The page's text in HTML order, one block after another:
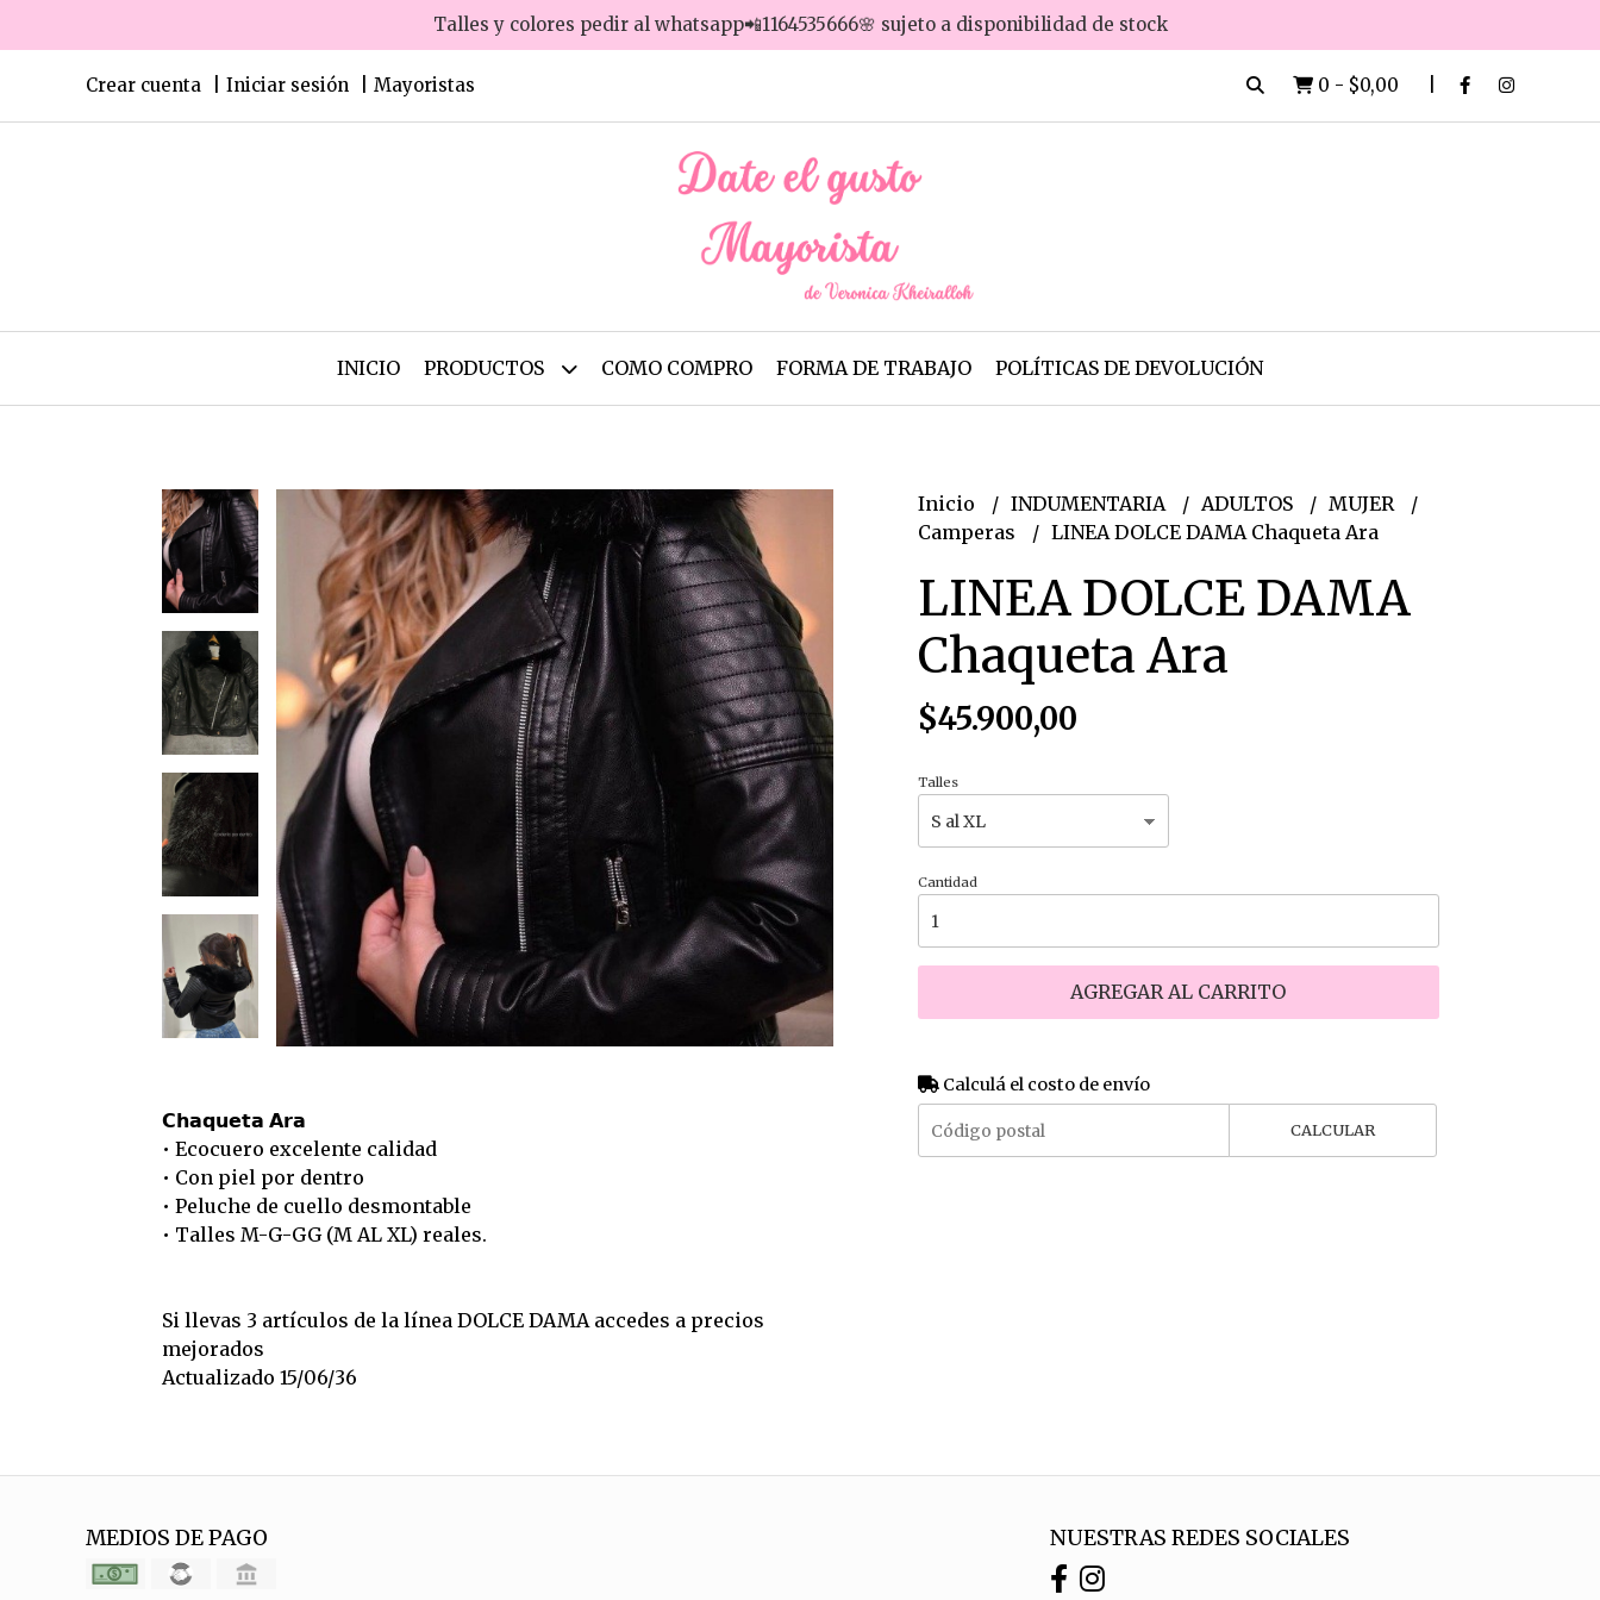
Talles y colores pedir al whatsapp📲1164535666🌸 sujeto a disponibilidad de stock
Crear cuenta Iniciar sesión Mayoristas 0 - $0,00
INICIO PRODUCTOS COMO COMPRO FORMA DE TRABAJO POLÍTICAS DE DEVOLUCIÓN
𝗖𝗵𝗮𝗾𝘂𝗲𝘁𝗮 𝗔𝗿𝗮
• Ecocuero excelente calidad
• Con piel por dentro
• Peluche de cuello desmontable
• Talles M-G-GG (M AL XL) reales.
Si llevas 3 artículos de la línea DOLCE DAMA accedes a precios
mejorados
Actualizado 15/06/36
Inicio INDUMENTARIA ADULTOS
MUJER
Camperas
LINEA DOLCE DAMA Chaqueta Ara
LINEA DOLCE DAMA
Chaqueta Ara
$45.900,00
Talles
Cantidad
AGREGAR AL CARRITO
Calculá el costo de envío
CALCULAR
MEDIOS DE PAGO NUESTRAS REDES SOCIALES